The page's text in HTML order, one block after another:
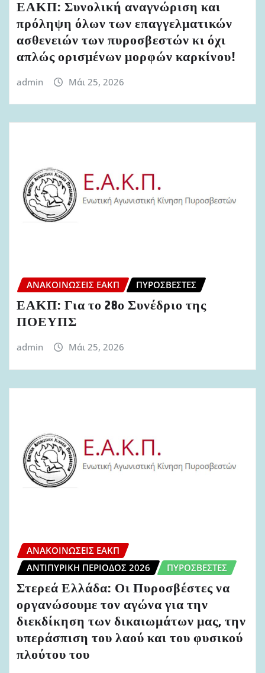
ΕΑΚΠ: Συνολική αναγνώριση και
πρόληψη όλων των επαγγελματικών
ασθενειών των πυροσβεστών κι όχι
απλώς ορισμένων μορφών καρκίνου!
admin Μάι 25, 2026
ΑΝΑΚΟΙΝΏΣΕΙΣ ΕΑΚΠ ΠΥΡΟΣΒΈΣΤΕΣ
ΕΑΚΠ: Για το 28ο Συνέδριο της
ΠΟΕΥΠΣ
admin Μάι 25, 2026
ΑΝΑΚΟΙΝΏΣΕΙΣ ΕΑΚΠ
ΑΝΤΙΠΥΡΙΚΉ ΠΕΡΊΟΔΟΣ 2026
ΠΥΡΟΣΒΈΣΤΕΣ
Στερεά Ελλάδα: Οι Πυροσβέστες να
οργανώσουμε τον αγώνα για την
διεκδίκηση των δικαιωμάτων μας, την
υπεράσπιση του λαού και του φυσικού
πλούτου του